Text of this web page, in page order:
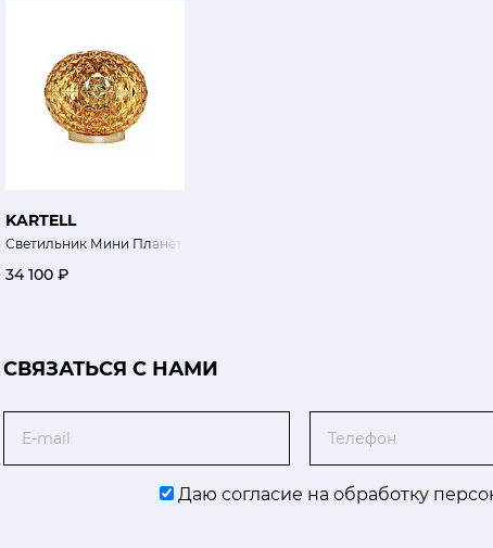
KARTELL
Светильник Мини Планета
34 100 ₽
CВЯЗАТЬСЯ С НАМИ
Даю согласие на обработку